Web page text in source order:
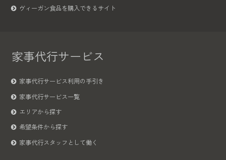
ヴィーガン食品を購入できるサイト
家事代行サービス
家事代行サービス利用の手引き
家事代行サービス一覧
エリアから探す
希望条件から探す
家事代行スタッフとして働く